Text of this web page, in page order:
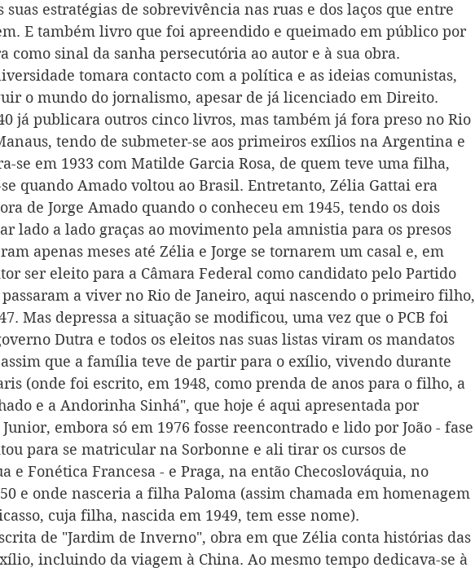
suas estratégias de sobrevivência nas ruas e dos laços que entre
E também livro que foi apreendido e queimado em público por
como sinal da sanha persecutória ao autor e à sua obra.
tomara contacto com a política e as ideias comunistas,
o mundo do jornalismo, apesar de já licenciado em Direito.
já publicara outros cinco livros, mas também já fora preso no Rio
tendo de submeter-se aos primeiros exílios na Argentina e
se em 1933 com Matilde Garcia Rosa, de quem teve uma filha,
quando Amado voltou ao Brasil. Entretanto, Zélia Gattai era
de Jorge Amado quando o conheceu em 1945, tendo os dois
lado a lado graças ao movimento pela amnistia para os presos
apenas meses até Zélia e Jorge se tornarem um casal e, em
ser eleito para a Câmara Federal como candidato pelo Partido
passaram a viver no Rio de Janeiro, aqui nascendo o primeiro filho,
Mas depressa a situação se modificou, uma vez que o PCB foi
Dutra e todos os eleitos nas suas listas viram os mandatos
assim que a família teve de partir para o exílio, vivendo durante
(onde foi escrito, em 1948, como prenda de anos para o filho, a
e a Andorinha Sinhá", que hoje é aqui apresentada por
embora só em 1976 fosse reencontrado e lido por João - fase
para se matricular na Sorbonne e ali tirar os cursos de
e Fonética Francesa - e Praga, na então Checoslováquia, no
e onde nasceria a filha Paloma (assim chamada em homenagem
cuja filha, nascida em 1949, tem esse nome).
de "Jardim de Inverno", obra em que Zélia conta histórias das
incluindo da viagem à China. Ao mesmo tempo dedicava-se à